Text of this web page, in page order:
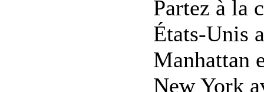
Partez à la
États-Unis
Manhattan
New York